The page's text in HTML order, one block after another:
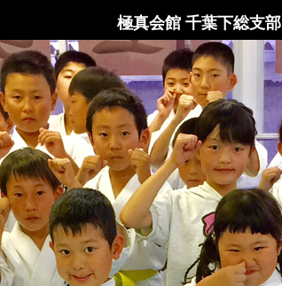
極真会館 千葉下総支部